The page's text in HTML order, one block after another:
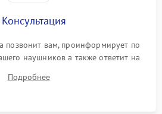
позвонит вам, проинформирует по
наушников а также ответит на
Подробнее